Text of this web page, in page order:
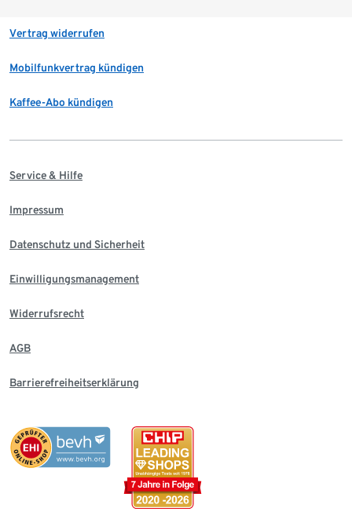
Vertrag widerrufen
Mobilfunkvertrag kündigen
Kaffee-Abo kündigen
Service & Hilfe
Impressum
Datenschutz und Sicherheit
Einwilligungsmanagement
Widerrufsrecht
AGB
Barrierefreiheitserklärung